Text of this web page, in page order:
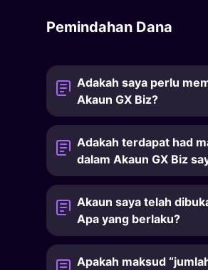
Pemindahan Dana
Adakah saya perlu
Akaun GX Biz?
Adakah terdapat had
dalam Akaun GX Biz
Akaun saya telah
Apa yang berlaku?
Apakah maksud